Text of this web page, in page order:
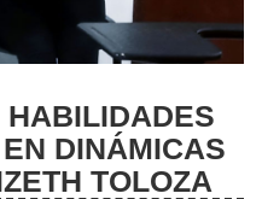
DINÁMICAS
TOLOZA